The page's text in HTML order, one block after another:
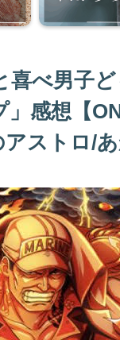
喜べ男子
感想【
ストロ/あ